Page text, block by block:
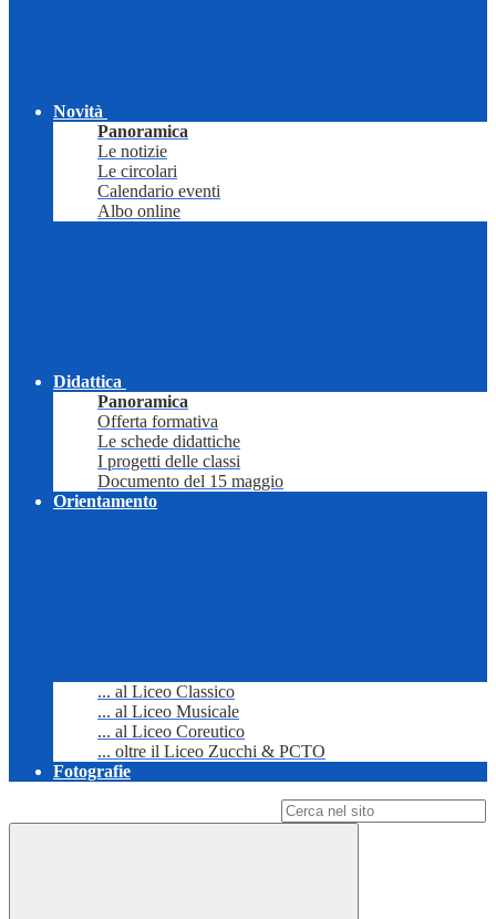
Novità
Panoramica
Le notizie
Le circolari
Calendario eventi
Albo online
Didattica
Panoramica
Offerta formativa
Le schede didattiche
I progetti delle classi
Documento del 15 maggio
Orientamento
... al Liceo Classico
... al Liceo Musicale
... al Liceo Coreutico
... oltre il Liceo Zucchi & PCTO
Fotografie